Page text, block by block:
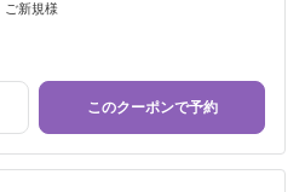
ご新規様
このクーポンで予約